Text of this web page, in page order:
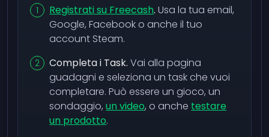
Registrati su Freecash. Usa la tua email,
Google, Facebook o anche il tuo
account Steam.
Completa i Task. Vai alla pagina
guadagni e seleziona un task che vuoi
completare. Può essere un gioco, un
sondaggio,un video, o anche testare
un prodotto.